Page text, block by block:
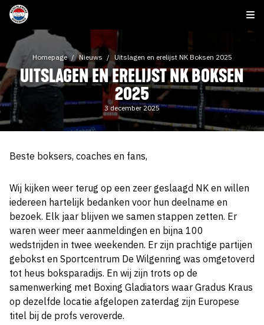
Homepage Nieuws Uitslagen en erelijst NK Boksen 2025
UITSLAGEN EN ERELIJST NK BOKSEN
2025
3 december 2025
Beste boksers, coaches en fans,
Wij kijken weer terug op een zeer geslaagd NK en willen
iedereen hartelijk bedanken voor hun deelname en
bezoek. Elk jaar blijven we samen stappen zetten. Er
waren weer meer aanmeldingen en bijna 100
wedstrijden in twee weekenden. Er zijn prachtige partijen
gebokst en Sportcentrum De Wilgenring was omgetoverd
tot heus boksparadijs. En wij zijn trots op de
samenwerking met Boxing Gladiators waar Gradus Kraus
op dezelfde locatie afgelopen zaterdag zijn Europese
titel bij de profs veroverde.